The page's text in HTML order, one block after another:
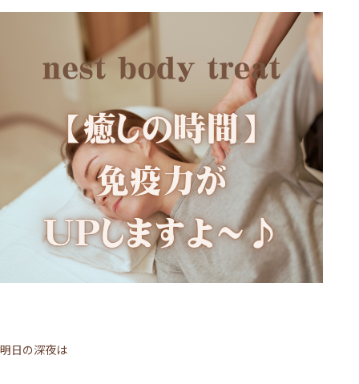
明日の深夜は